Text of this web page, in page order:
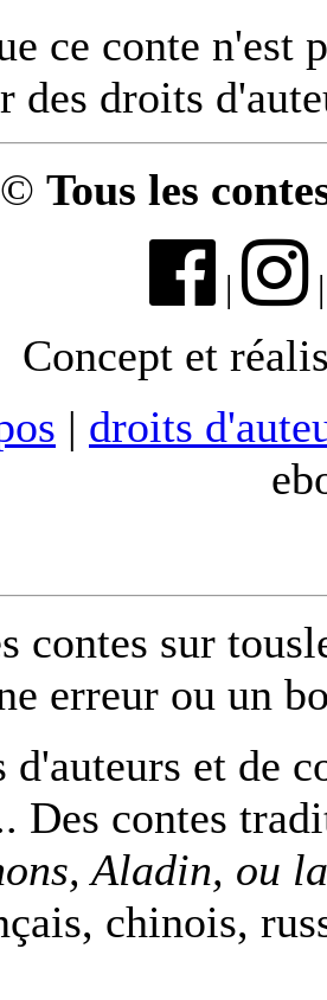
ce conte n'est
des droits
© Tous les
|
Concept et
| droits
contes sur
erreur ou un
d'auteurs et de
Des contes
Aladin, ou
chinois,